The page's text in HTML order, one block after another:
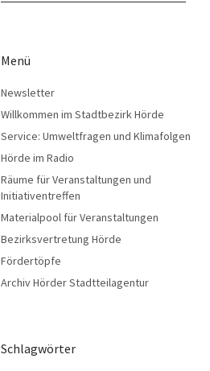
Menü
Newsletter
Willkommen im Stadtbezirk Hörde
Service: Umweltfragen und Klimafolgen
Hörde im Radio
Räume für Veranstaltungen und
Initiativentreffen
Materialpool für Veranstaltungen
Bezirksvertretung Hörde
Fördertöpfe
Archiv Hörder Stadtteilagentur
Schlagwörter